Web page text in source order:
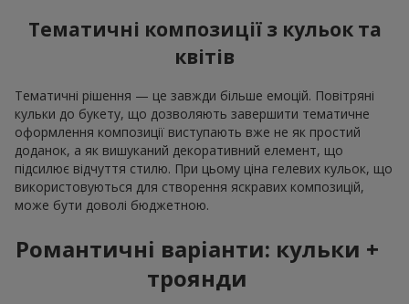
Тематичні композиції з кульок та
квітів
Тематичні рішення — це завжди більше емоцій. Повітряні
кульки до букету, що дозволяють завершити тематичне
оформлення композиції виступають вже не як простий
доданок, а як вишуканий декоративний елемент, що
підсилює відчуття стилю. При цьому ціна гелевих кульок, що
використовуються для створення яскравих композицій,
може бути доволі бюджетною.
Романтичні варіанти: кульки +
троянди